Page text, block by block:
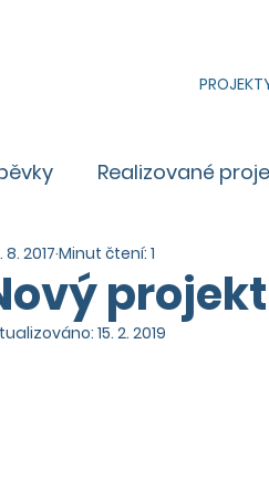
Realizované
Aktuality
8. 2017 Minut čtení: 1
15. 2. 2019